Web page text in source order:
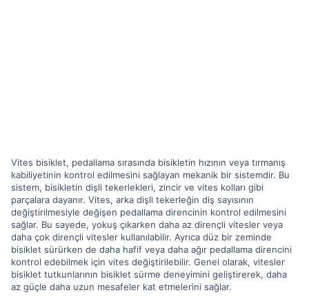
Vites bisiklet, pedallama sırasında bisikletin hızının veya tırmanış
kabiliyetinin kontrol edilmesini sağlayan mekanik bir sistemdir. Bu
sistem, bisikletin dişli tekerlekleri, zincir ve vites kolları gibi
parçalara dayanır. Vites, arka dişli tekerleğin diş sayısının
değiştirilmesiyle değişen pedallama direncinin kontrol edilmesini
sağlar. Bu sayede, yokuş çıkarken daha az dirençli vitesler veya
daha çok dirençli vitesler kullanılabilir. Ayrıca düz bir zeminde
bisiklet sürürken de daha hafif veya daha ağır pedallama direncini
kontrol edebilmek için vites değiştirilebilir. Genel olarak, vitesler
bisiklet tutkunlarının bisiklet sürme deneyimini geliştirerek, daha
az güçle daha uzun mesafeler kat etmelerini sağlar.